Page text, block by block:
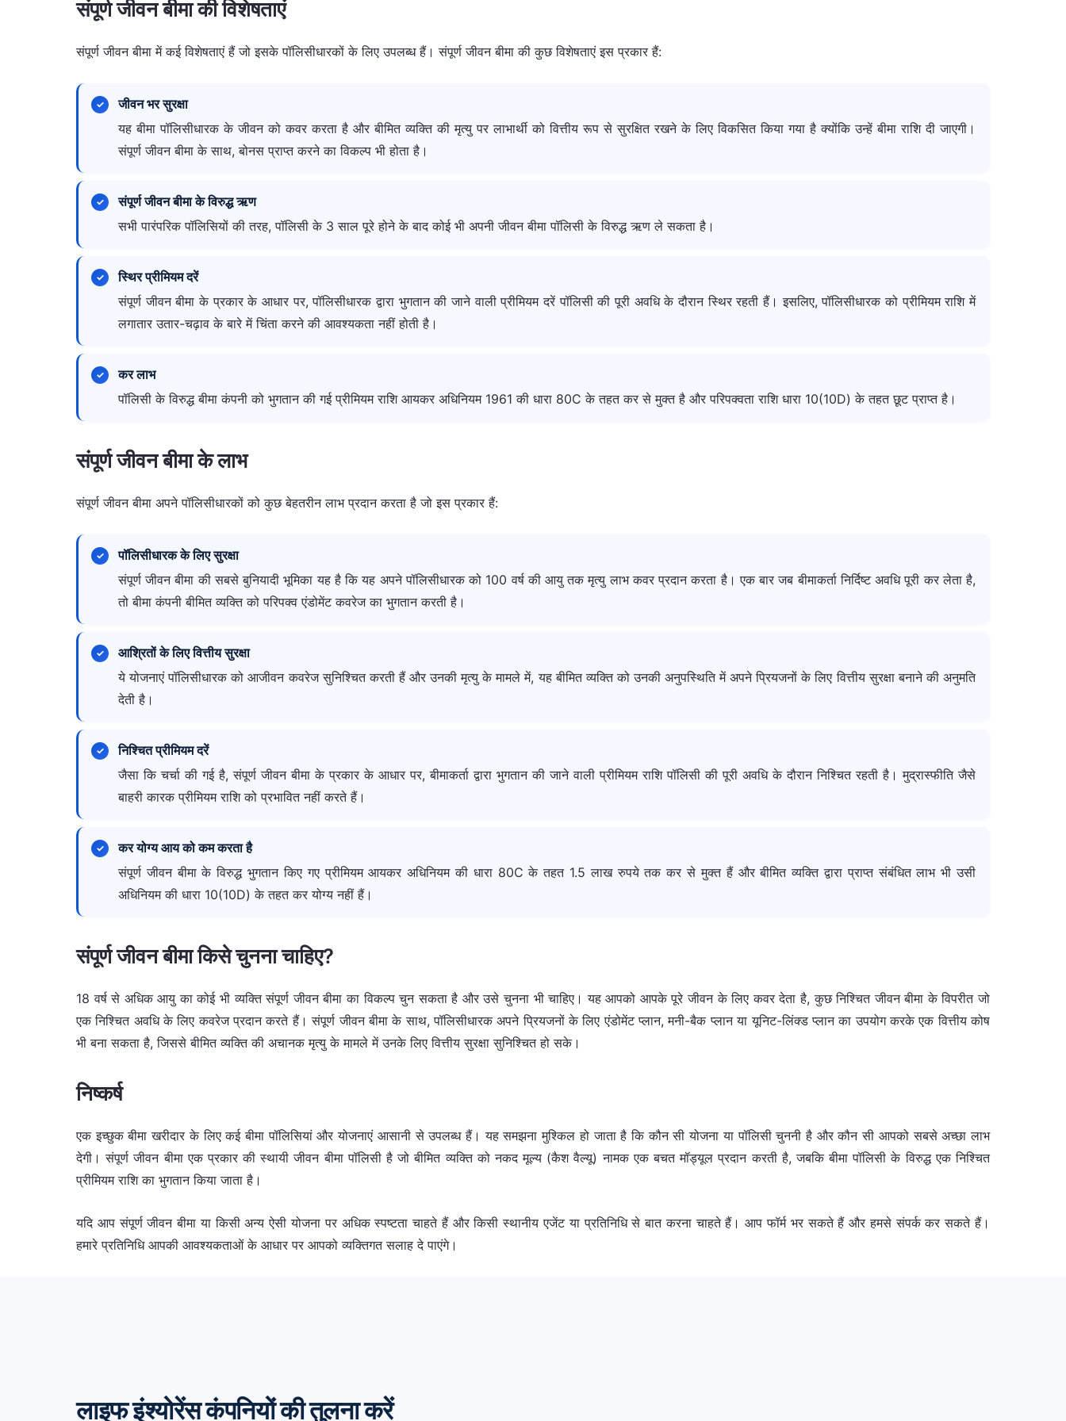
प्रीमियम का भुगतान करना होता है। पॉलिसी पहले मरने वाले के आधार पर बीमा राशि का भुगतान करती है। पॉलिसीधारकों में से एक की मृत्यु के बाद बीमा समाप्त हो जाता है, जो जीवित बचा है
संपूर्ण जीवन बीमा की विशेषताएं
संपूर्ण जीवन बीमा में कई विशेषताएं हैं जो इसके पॉलिसीधारकों के लिए उपलब्ध हैं। संपूर्ण जीवन बीमा की कुछ विशेषताएं इस प्रकार हैं:
जीवन भर सुरक्षा
यह बीमा पॉलिसीधारक के जीवन को कवर करता है और बीमित व्यक्ति की मृत्यु पर लाभार्थी को वित्तीय रूप से सुरक्षित रखने के लिए विकसित किया गया है क्योंकि उन्हें बीमा राशि दी जाएगी।
संपूर्ण जीवन बीमा के साथ, बोनस प्राप्त करने का विकल्प भी होता है।
संपूर्ण जीवन बीमा के विरुद्ध ऋण
सभी पारंपरिक पॉलिसियों की तरह, पॉलिसी के 3 साल पूरे होने के बाद कोई भी अपनी जीवन बीमा पॉलिसी के विरुद्ध ऋण ले सकता है।
स्थिर प्रीमियम दरें
संपूर्ण जीवन बीमा के प्रकार के आधार पर, पॉलिसीधारक द्वारा भुगतान की जाने वाली प्रीमियम दरें पॉलिसी की पूरी अवधि के दौरान स्थिर रहती हैं। इसलिए, पॉलिसीधारक को प्रीमियम राशि में
लगातार उतार-चढ़ाव के बारे में चिंता करने की आवश्यकता नहीं होती है।
कर लाभ
पॉलिसी के विरुद्ध बीमा कंपनी को भुगतान की गई प्रीमियम राशि आयकर अधिनियम 1961 की धारा 80C के तहत कर से मुक्त है और परिपक्वता राशि धारा 10(10D) के तहत छूट प्राप्त है।
संपूर्ण जीवन बीमा के लाभ
संपूर्ण जीवन बीमा अपने पॉलिसीधारकों को कुछ बेहतरीन लाभ प्रदान करता है जो इस प्रकार हैं:
पॉलिसीधारक के लिए सुरक्षा
संपूर्ण जीवन बीमा की सबसे बुनियादी भूमिका यह है कि यह अपने पॉलिसीधारक को 100 वर्ष की आयु तक मृत्यु लाभ कवर प्रदान करता है। एक बार जब बीमाकर्ता निर्दिष्ट अवधि पूरी कर लेता है,
तो बीमा कंपनी बीमित व्यक्ति को परिपक्व एंडोमेंट कवरेज का भुगतान करती है।
आश्रितों के लिए वित्तीय सुरक्षा
ये योजनाएं पॉलिसीधारक को आजीवन कवरेज सुनिश्चित करती हैं और उनकी मृत्यु के मामले में, यह बीमित व्यक्ति को उनकी अनुपस्थिति में अपने प्रियजनों के लिए वित्तीय सुरक्षा बनाने की अनुमति
देती है।
निश्चित प्रीमियम दरें
जैसा कि चर्चा की गई है, संपूर्ण जीवन बीमा के प्रकार के आधार पर, बीमाकर्ता द्वारा भुगतान की जाने वाली प्रीमियम राशि पॉलिसी की पूरी अवधि के दौरान निश्चित रहती है। मुद्रास्फीति जैसे
बाहरी कारक प्रीमियम राशि को प्रभावित नहीं करते हैं।
कर योग्य आय को कम करता है
संपूर्ण जीवन बीमा के विरुद्ध भुगतान किए गए प्रीमियम आयकर अधिनियम की धारा 80C के तहत 1.5 लाख रुपये तक कर से मुक्त हैं और बीमित व्यक्ति द्वारा प्राप्त संबंधित लाभ भी उसी
अधिनियम की धारा 10(10D) के तहत कर योग्य नहीं हैं।
संपूर्ण जीवन बीमा किसे चुनना चाहिए?
18 वर्ष से अधिक आयु का कोई भी व्यक्ति संपूर्ण जीवन बीमा का विकल्प चुन सकता है और उसे चुनना भी चाहिए। यह आपको आपके पूरे जीवन के लिए कवर देता है, कुछ निश्चित जीवन बीमा के विपरीत जो
एक निश्चित अवधि के लिए कवरेज प्रदान करते हैं। संपूर्ण जीवन बीमा के साथ, पॉलिसीधारक अपने प्रियजनों के लिए एंडोमेंट प्लान, मनी-बैक प्लान या यूनिट-लिंक्ड प्लान का उपयोग करके एक वित्तीय कोष
भी बना सकता है, जिससे बीमित व्यक्ति की अचानक मृत्यु के मामले में उनके लिए वित्तीय सुरक्षा सुनिश्चित हो सके।
निष्कर्ष
एक इच्छुक बीमा खरीदार के लिए कई बीमा पॉलिसियां और योजनाएं आसानी से उपलब्ध हैं। यह समझना मुश्किल हो जाता है कि कौन सी योजना या पॉलिसी चुननी है और कौन सी आपको सबसे अच्छा लाभ
देगी। संपूर्ण जीवन बीमा एक प्रकार की स्थायी जीवन बीमा पॉलिसी है जो बीमित व्यक्ति को नकद मूल्य (कैश वैल्यू) नामक एक बचत मॉड्यूल प्रदान करती है, जबकि बीमा पॉलिसी के विरुद्ध एक निश्चित
प्रीमियम राशि का भुगतान किया जाता है।
यदि आप संपूर्ण जीवन बीमा या किसी अन्य ऐसी योजना पर अधिक स्पष्टता चाहते हैं और किसी स्थानीय एजेंट या प्रतिनिधि से बात करना चाहते हैं। आप फॉर्म भर सकते हैं और हमसे संपर्क कर सकते हैं।
हमारे प्रतिनिधि आपकी आवश्यकताओं के आधार पर आपको व्यक्तिगत सलाह दे पाएंगे।
लाइफ इंश्योरेंस कंपनियों की तुलना करें